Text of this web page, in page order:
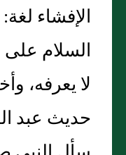
الإفشاء
السلام
لا يعرفه،
حديث عبد